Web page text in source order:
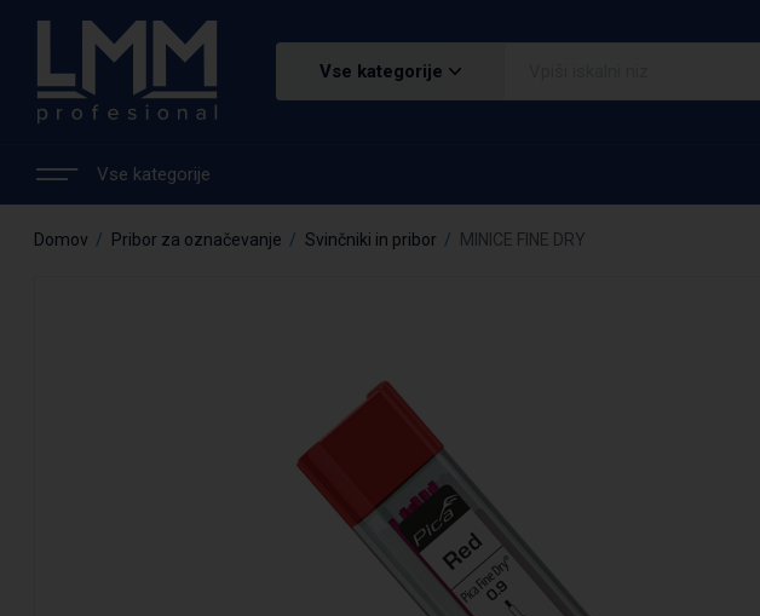
Vse kategorije
Vse kategorije
Domov Pribor za označevanje Svinčniki in pribor MINICE FINE DRY